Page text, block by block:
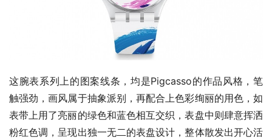
这腕表系列上的图案线条，均是Pigcasso的作品风格，笔
触强劲，画风属于抽象派别，再配合上色彩绚丽的用色，如
表带上用了亮丽的绿色和蓝色相互交织，表盘中则肆意挥洒
粉红色调，呈现出独一无二的表盘设计，整体散发出开心活